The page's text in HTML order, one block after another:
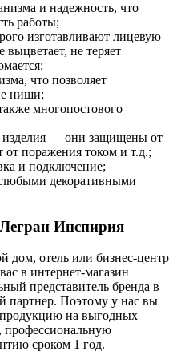
и надежность, что
работы;
изготавливают лицевую
выцветает, не теряет
что позволяет
ниши;
многопостового
изделия — они защищены от
от поражения током и т.д.;
и подключение;
декоративными
Инспирия
дом, отель или бизнес-центр
в интернет-магазин
представитель бренда в
партнер. Поэтому у нас вы
на выгодных
профессиональную
сроком 1 год.